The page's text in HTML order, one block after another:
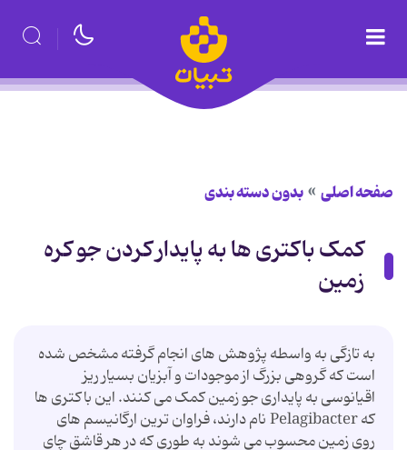
صفحه اصلی بدون دسته بندی
کمک باکتری ها به پایدار کردن جو کره
زمین
به تازگی به واسطه پژوهش های انجام گرفته مشخص شده
است که گروهی بزرگ از موجودات و آبزیان بسیار ریز
اقیانوسی به پایداری جو زمین کمک می کنند. این باکتری ها
که Pelagibacter نام دارند، فراوان ترین ارگانیسم های
روی زمین محسوب می شوند به طوری که در هر قاشق چای